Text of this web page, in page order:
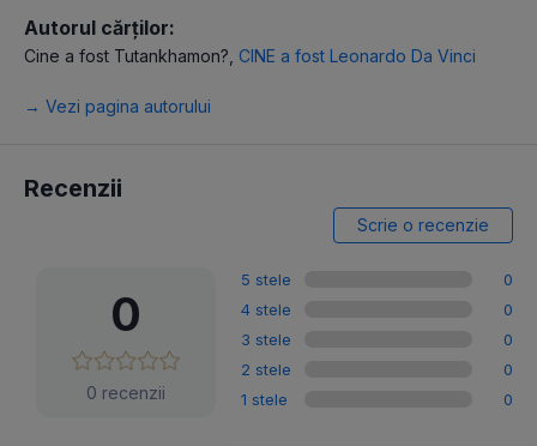
Autorul cărților:
Cine a fost Tutankhamon? CINE a fost Leonardo Da Vinci
→ Vezi pagina autorului
Recenzii
Scrie o recenzie
0
0 recenzii
5 stele
0
4 stele
0
3 stele
0
2 stele
0
1 stele
0